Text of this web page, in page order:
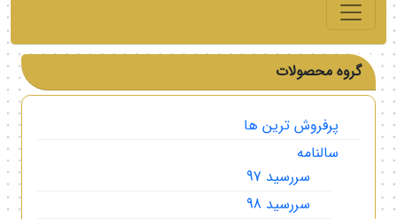
گروه محصولات
پرفروش ترين ها
سالنامه
سررسيد 97
سررسيد 98